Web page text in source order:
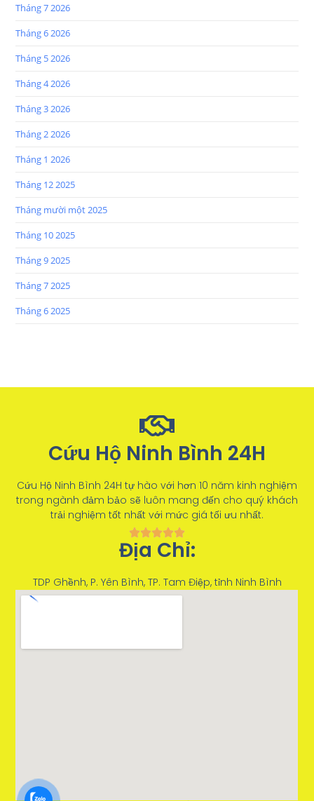
Tháng 7 2026
Tháng 6 2026
Tháng 5 2026
Tháng 4 2026
Tháng 3 2026
Tháng 2 2026
Tháng 1 2026
Tháng 12 2025
Tháng mười một 2025
Tháng 10 2025
Tháng 9 2025
Tháng 7 2025
Tháng 6 2025
Cứu Hộ Ninh Bình 24H
Cứu Hộ Ninh Bình 24H tự hào với hơn 10 năm kinh nghiệm
trong ngành đảm bảo sẽ luôn mang đến cho quý khách
trải nghiệm tốt nhất với mức giá tối ưu nhất.
Địa Chỉ:
TDP Ghềnh, P. Yên Bình, TP. Tam Điệp, tỉnh Ninh Bình